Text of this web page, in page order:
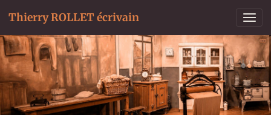
Thierry ROLLET écrivain